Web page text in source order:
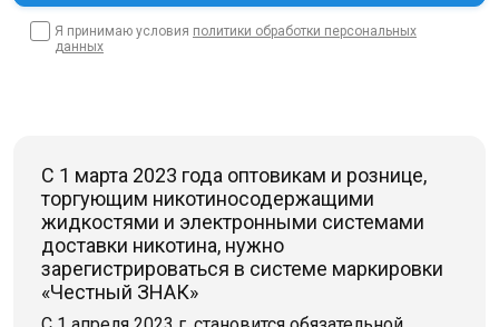
Я принимаю условия политики обработки персональных
данных
С 1 марта 2023 года оптовикам и рознице,
торгующим никотиносодержащими
жидкостями и электронными системами
доставки никотина, нужно
зарегистрироваться в системе маркировки
«Честный ЗНАК»